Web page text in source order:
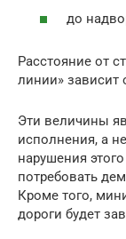
до
Расстояние от
линии» зависит
Эти величины
исполнения, а
нарушения
потребовать
Кроме того,
дороги будет